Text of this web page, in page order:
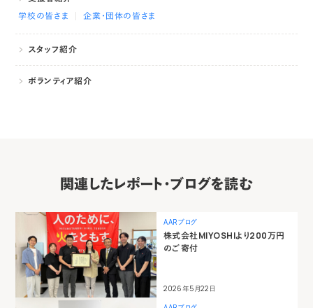
学校の皆さま
企業・団体の皆さま
スタッフ紹介
ボランティア紹介
関連したレポート・ブログを読む
AARブログ
株式会社MIYOSHIより200万円
のご寄付
2026年5月22日